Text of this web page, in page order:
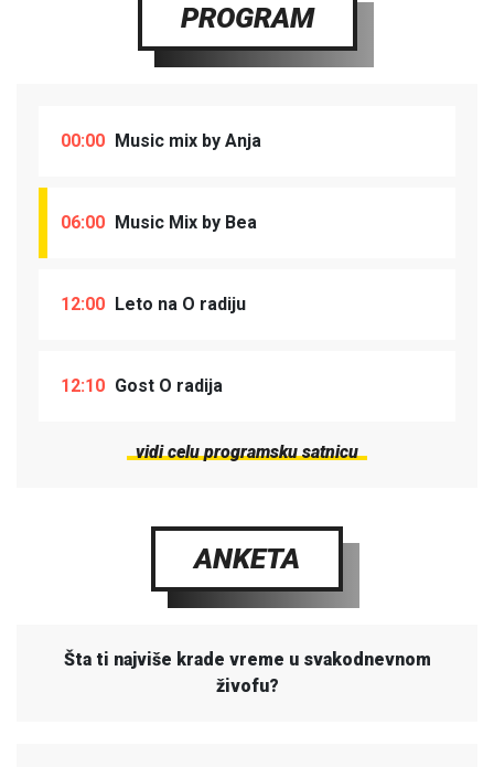
PROGRAM
00:00 Music mix by Anja
06:00 Music Mix by Bea
12:00 Leto na O radiju
12:10 Gost O radija
vidi celu programsku satnicu
ANKETA
Šta ti najviše krade vreme u svakodnevnom
živofu?